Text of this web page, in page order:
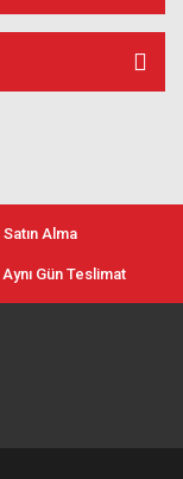
Alma
Gün Teslimat